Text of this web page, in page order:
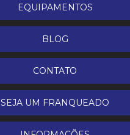
EQUIPAMENTOS
BLOG
CONTATO
SEJA UM FRANQUEADO